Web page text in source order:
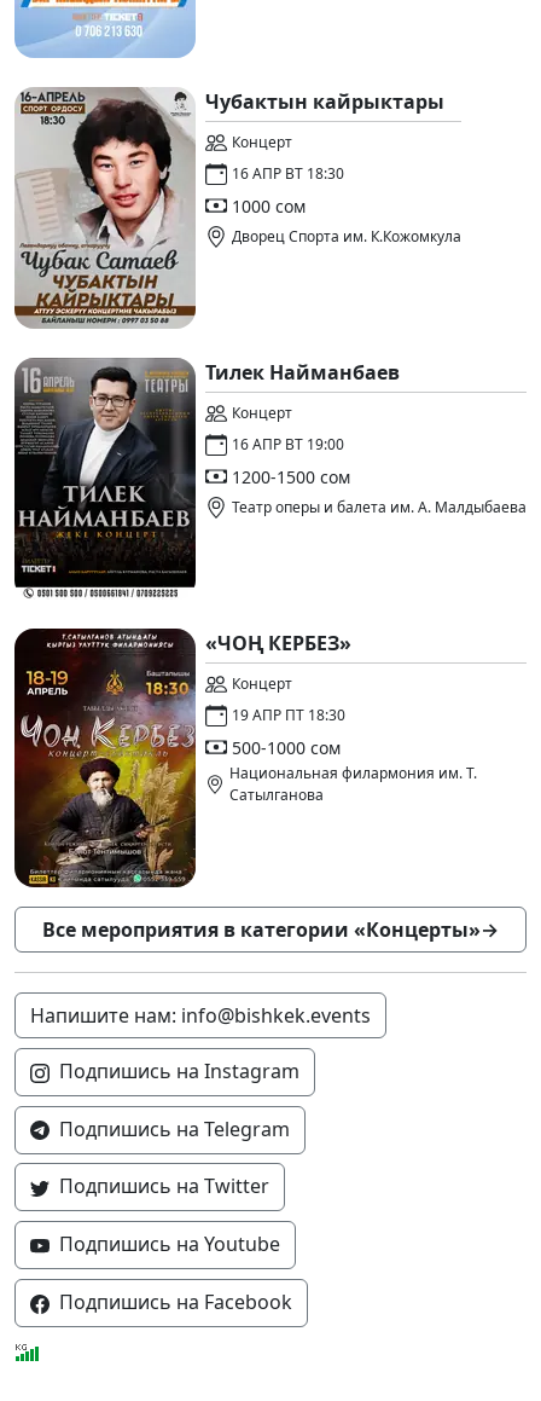
Чубактын кайрыктары
Концерт
16 АПР ВТ 18:30
1000 сом
Дворец Спорта им. К.Кожомкула
Тилек Найманбаев
Концерт
16 АПР ВТ 19:00
1200-1500 сом
Театр оперы и балета им. А. Малдыбаева
«ЧОҢ КЕРБЕЗ»
Концерт
19 АПР ПТ 18:30
500-1000 сом
Национальная филармония им. Т.
Сатылганова
Все мероприятия в категории «Концерты»→
Напишите нам: info@bishkek.events
Подпишись на Instagram
Подпишись на Telegram
Подпишись на Twitter
Подпишись на Youtube
Подпишись на Facebook